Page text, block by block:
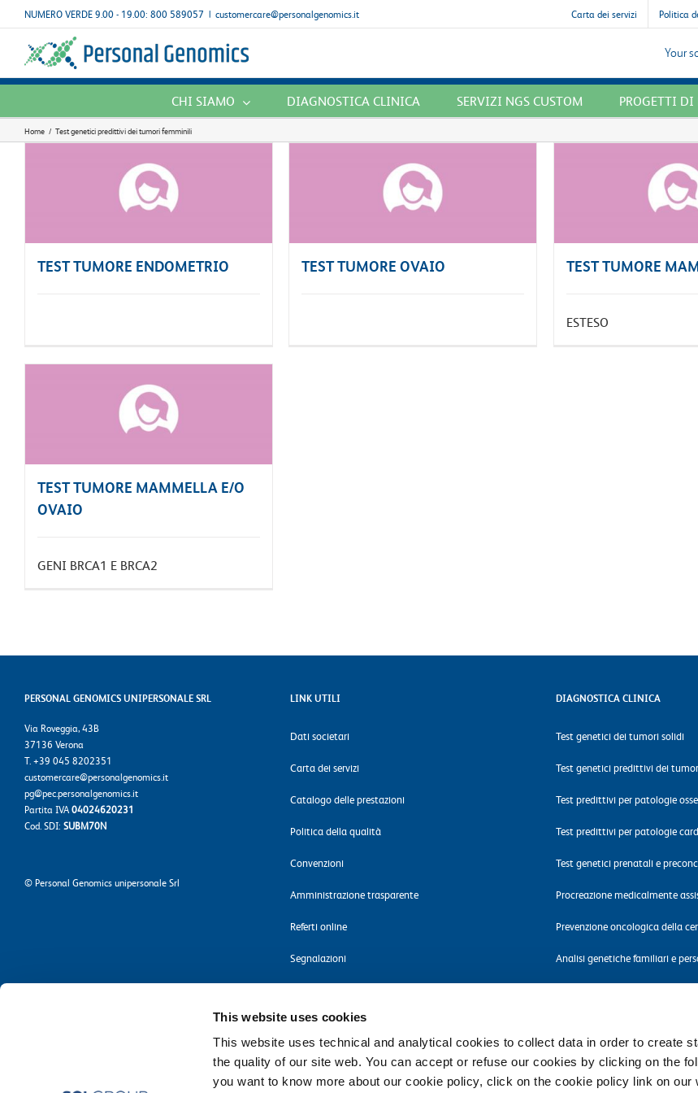
This website uses cookies
This website uses technical and analytical cookies to collect data in order to create
the quality of our site web. You can accept or refuse our cookies by clicking on the
you want to know more about our cookie policy, click on the cookie policy link on our
Salta
al
contenuto
NUMERO VERDE 9.00 - 19.00: 800 589057 | customercare@personalgenomics.it Carta dei servizi Politica
Your
CHI SIAMO
DIAGNOSTICA CLINICA SERVIZI NGS CUSTOM PROGETTI DI
Home / Test genetici predittivi dei tumori femminili
TEST TUMORE ENDOMETRIO TEST TUMORE OVAIO TEST TUMORE
ESTESO
TEST TUMORE MAMMELLA E/O
OVAIO
GENI BRCA1 E BRCA2
PERSONAL GENOMICS UNIPERSONALE SRL
Via Roveggia, 43B
37136 Verona
T. +39 045 8202351
customercare@personalgenomics.it
pg@pec.personalgenomics.it
Partita IVA04024620231
Cod. SDI: SUBM70N
© Personal Genomics unipersonale Srl
LINK UTILI
Dati societari
Carta dei servizi
Catalogo delle prestazioni
Politica della qualità
Convenzioni
Amministrazione trasparente
Referti online
Segnalazioni
Cookie policy
DIAGNOSTICA CLINICA
Test genetici dei tumori solidi
Test genetici predittivi dei
Test predittivi per patologie
Test predittivi per patologie
Test genetici prenatali e
Procreazione medicalmente
Prevenzione oncologica della
Analisi genetiche familiari e